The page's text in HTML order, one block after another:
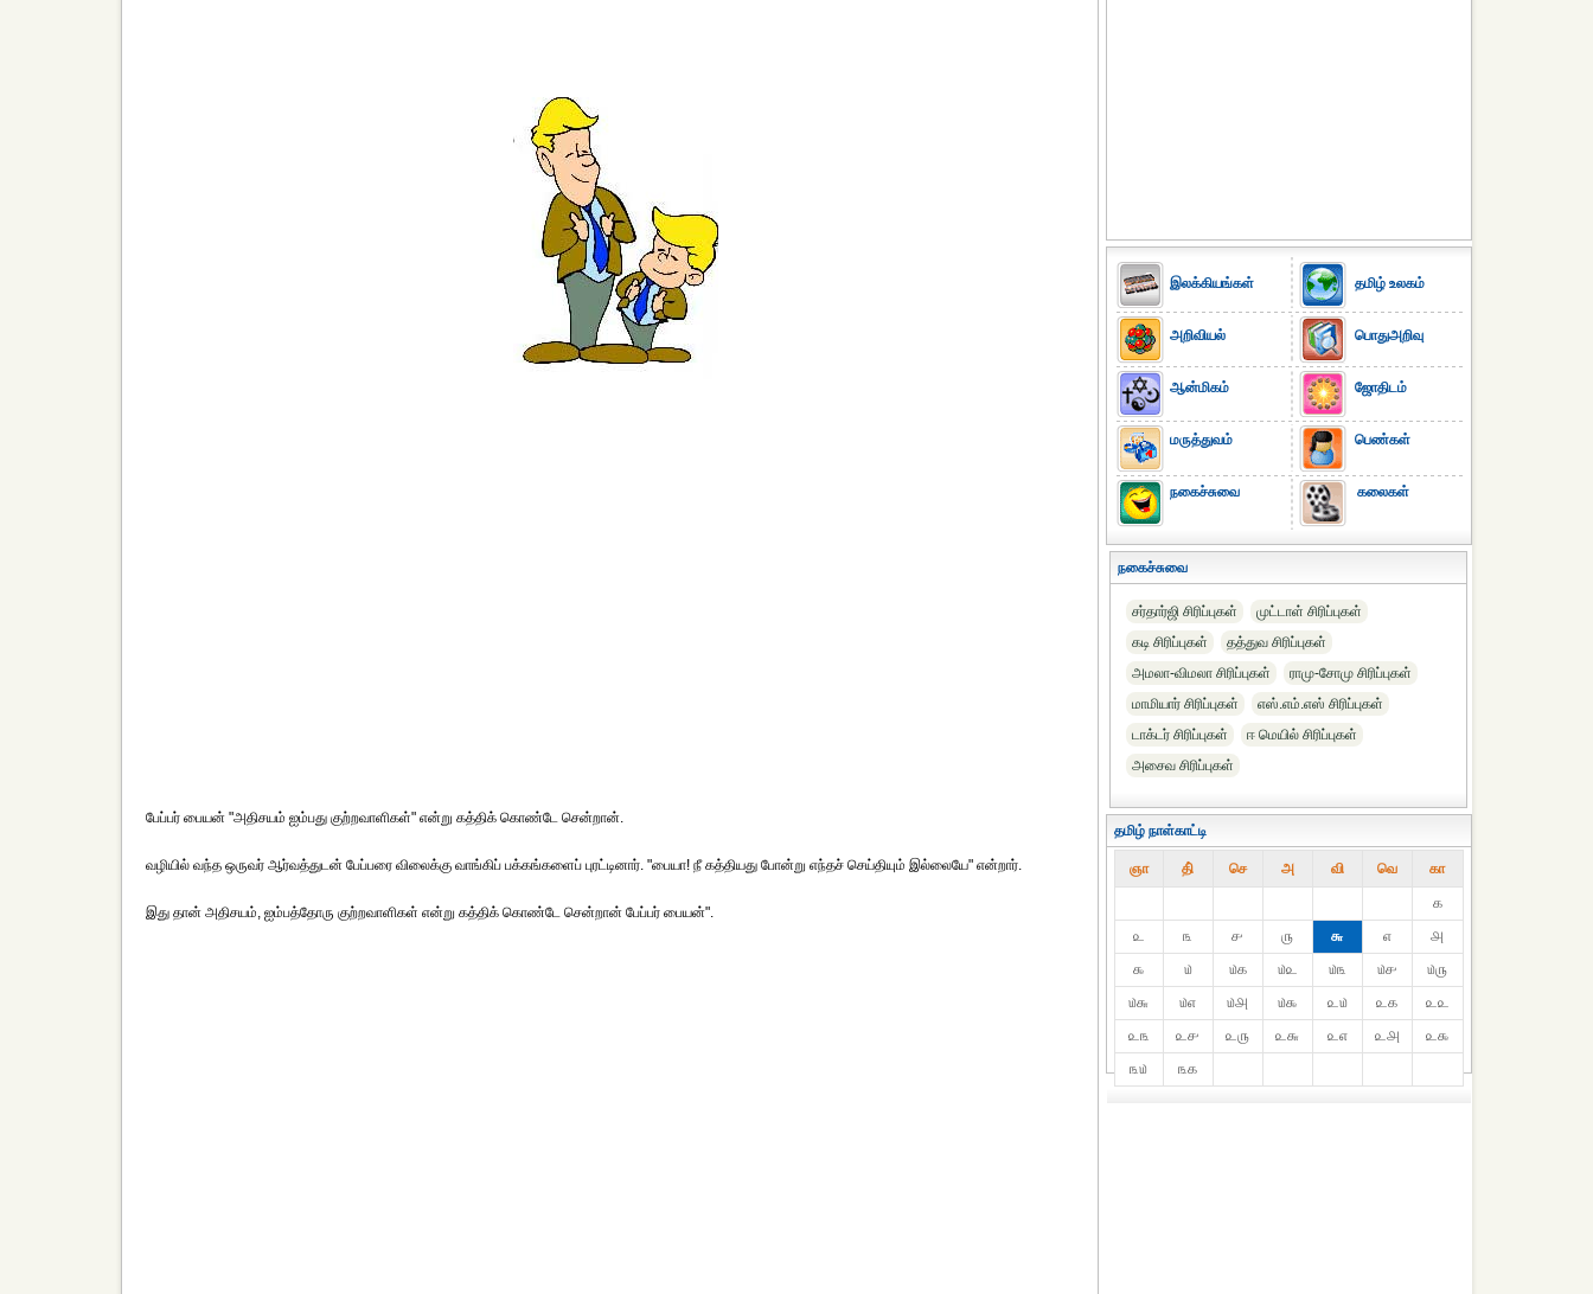
பேப்பர் பையன் "அதிசயம் ஐம்பது குற்றவாளிகள்" என்று கத்திக் கொண்டே சென்றான்.
வழியில் வந்த ஒருவர் ஆர்வத்துடன் பேப்பரை விலைக்கு வாங்கிப் பக்கங்களைப் புரட்டினார். "பையா! நீ கத்தியது போன்று எந்தச் செய்தியும் இல்லையே" என்றார்.
இது தான் அதிசயம், ஐம்பத்தோரு குற்றவாளிகள் என்று கத்திக் கொண்டே சென்றான் பேப்பர் பையன்".
இலக்கியங்கள்
அறிவியல்
ஆன்மிகம்
மருத்துவம்
நகைச்சுவை
தமிழ் உலகம்
பொதுஅறிவு
ஜோதிடம்
பெண்கள்
கலைகள்
நகைச்சுவை
சர்தார்ஜி சிரிப்புகள்
முட்டாள் சிரிப்புகள்
கடி சிரிப்புகள்
தத்துவ சிரிப்புகள்
அமலா-விமலா சிரிப்புகள்
ராமு-சோமு சிரிப்புகள்
மாமியார் சிரிப்புகள்
எஸ்.எம்.எஸ் சிரிப்புகள்
டாக்டர் சிரிப்புகள்
ஈ மெயில் சிரிப்புகள்
அசைவ சிரிப்புகள்
தமிழ் நாள்காட்டி
ஞா தி் செ அ வி வெ கா
௧
௨
௩ ௪ ௫ ௬ ௭
௮
௯
௰ ௰௧ ௰௨ ௰௩ ௰௪
௰௫
௰௬
௰௭ ௰௮ ௰௯ ௨௰ ௨௧
௨௨
௨௩
௨௪ ௨௫ ௨௬ ௨௭ ௨௮
௨௯
௩௰
௩௧